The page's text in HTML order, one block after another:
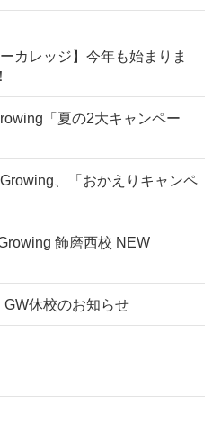
カレッジ】今年も始まりま
「夏の2大キャンペー
、「おかえりキャンペ
飾磨西校 NEW
GW休校のお知らせ